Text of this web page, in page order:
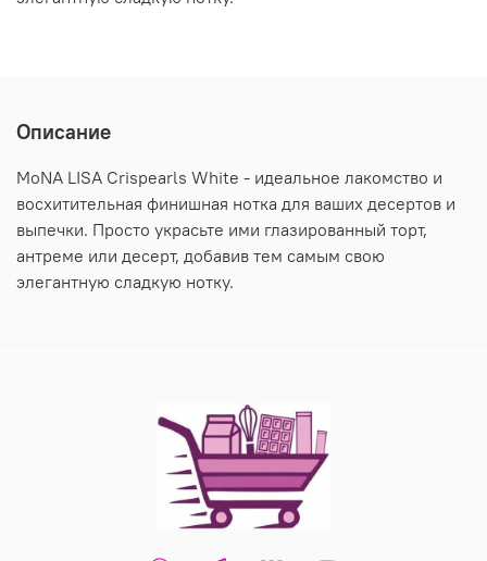
Описание
MoNA LISA Crispearls White - идеальное лакомство и
восхитительная финишная нотка для ваших десертов и
выпечки. Просто украсьте ими глазированный торт,
антреме или десерт, добавив тем самым свою
элегантную сладкую нотку.